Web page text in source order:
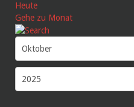
Heute
Gehe zu Monat